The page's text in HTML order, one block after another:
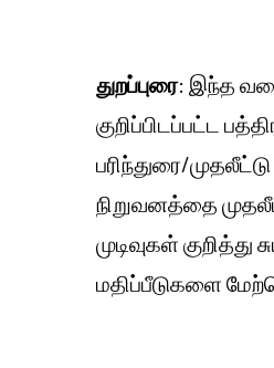
துறப்புரை: இந்த
குறிப்பிடப்பட்ட
பரிந்துரை/
நிறுவனத்தை
முடிவுகள்
மதிப்பீடுகளை